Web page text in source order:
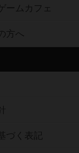
ームカフェ
方へ
づく表記